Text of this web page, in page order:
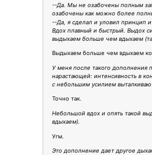
--Да. Мы не озабочены полным
озабочены как можно более
--Да, я сделал и уловил принцип
Вдох плавный и быстрый. Выдох
выдыхаем больше чем вдыхаем
Выдыхаем больше чем вдыхаем
У меня после такого дополнения
нарастающей: интенсивность в
с небольшим усилием выталкиваю
Точно так.
Небольшой вдох и опять такой
вдыхаем).
Угм.
Это дополнение дает другое